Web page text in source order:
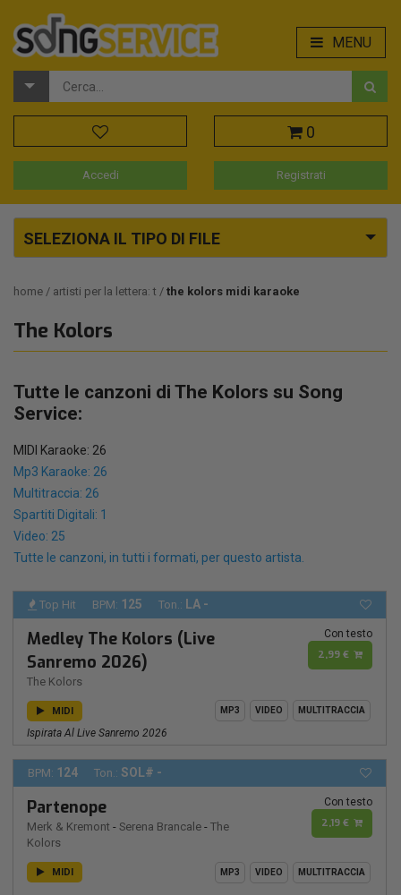
MENU
0
Accedi Registrati
SELEZIONA IL TIPO DI FILE
home artisti per la lettera: t the kolors midi karaoke
The Kolors
Tutte le canzoni di The Kolors su Song
Service:
MIDI Karaoke: 26
Mp3 Karaoke: 26
Multitraccia: 26
Spartiti Digitali: 1
Video: 25
Tutte le canzoni, in tutti i formati, per questo artista.
Top Hit BPM: 125 Ton.: LA -
Medley The Kolors (Live
Sanremo 2026)
The Kolors
Con testo
2,99 €
MIDI MP3 VIDEO MULTITRACCIA
Ispirata Al Live Sanremo 2026
BPM: 124 Ton.: SOL# -
Partenope
Merk & Kremont - Serena Brancale - The
Kolors
Con testo
2,19 €
MIDI MP3 VIDEO MULTITRACCIA